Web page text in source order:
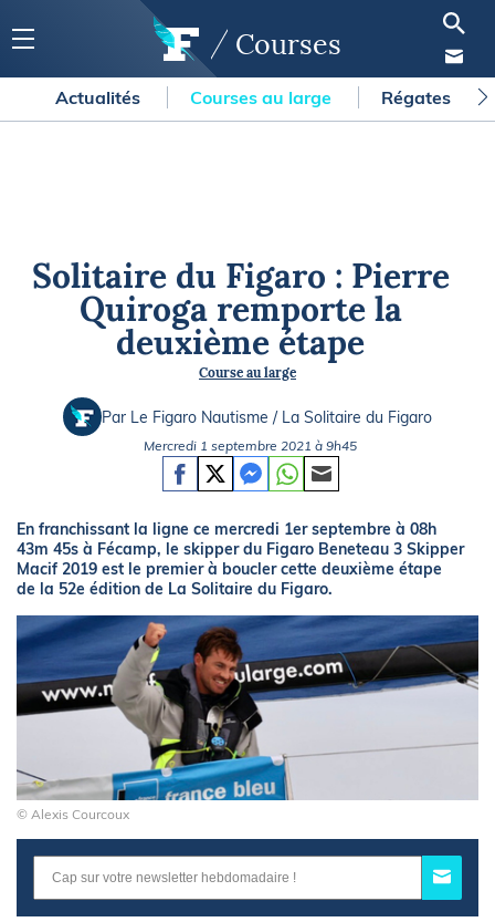
Courses
Actualités Courses au large Régates
Solitaire du Figaro : Pierre
Quiroga remporte la
deuxième étape
Course au large
Par Le Figaro Nautisme / La Solitaire du Figaro
Mercredi 1 septembre 2021 à 9h45
En franchissant la ligne ce mercredi 1er septembre à 08h
43m 45s à Fécamp, le skipper du Figaro Beneteau 3 Skipper
Macif 2019 est le premier à boucler cette deuxième étape
de la 52e édition de La Solitaire du Figaro.
© Alexis Courcoux